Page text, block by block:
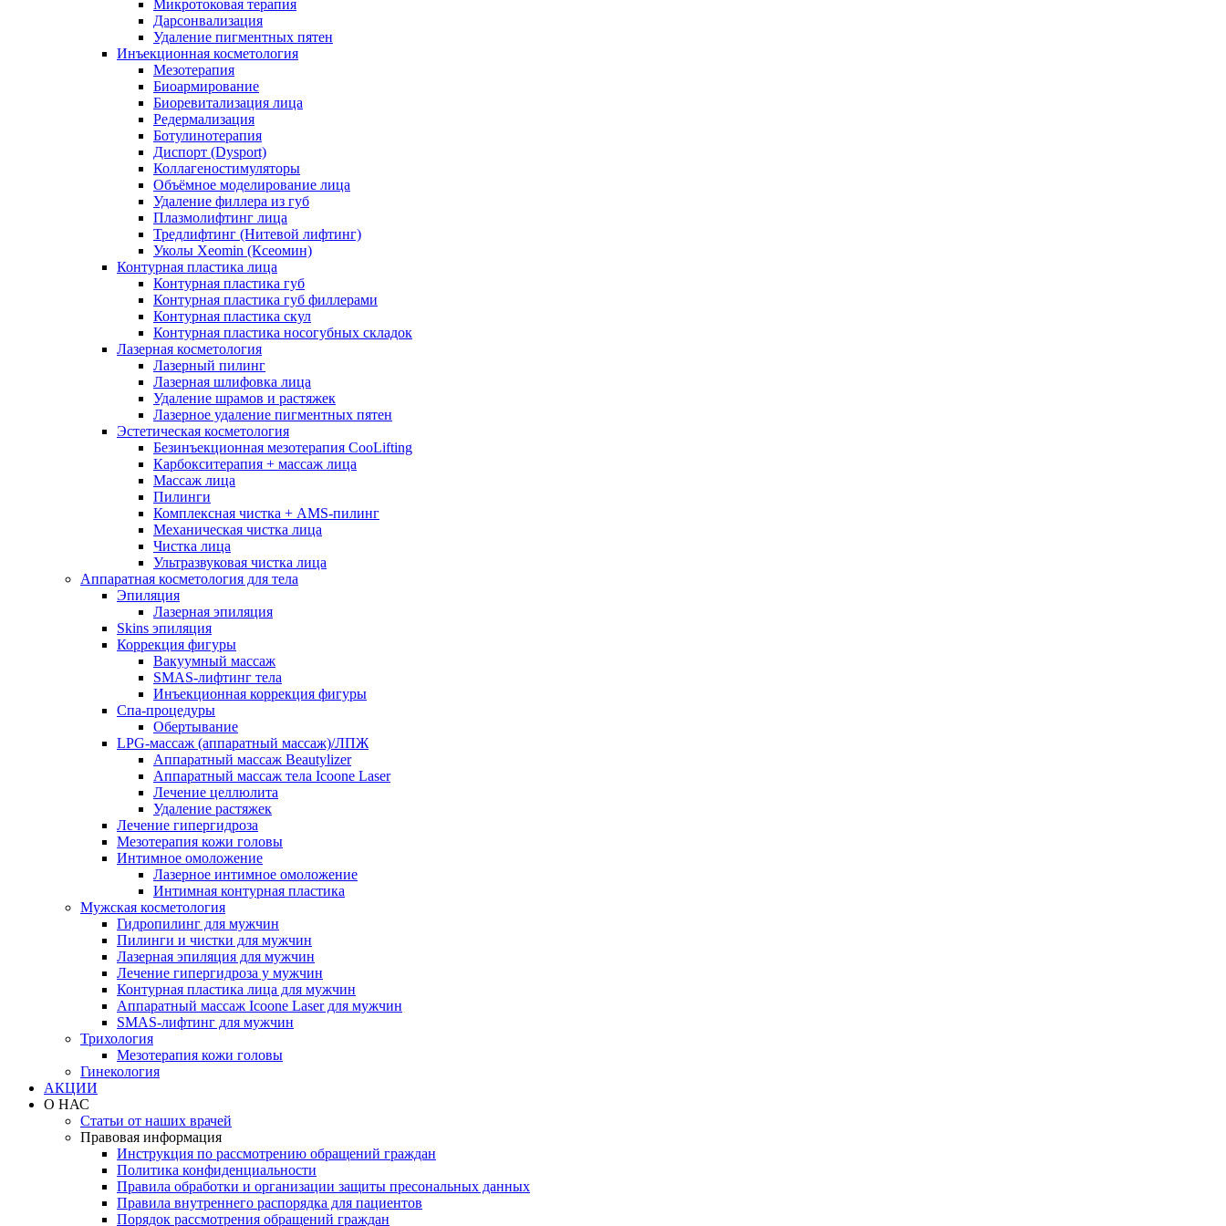
Микротоковая терапия
Дарсонвализация
Удаление пигментных пятен
Инъекционная косметология
Мезотерапия
Биоармирование
Биоревитализация лица
Редермализация
Ботулинотерапия
Диспорт (Dysport)
Коллагеностимуляторы
Объёмное моделирование лица
Удаление филлера из губ
Плазмолифтинг лица
Тредлифтинг (Нитевой лифтинг)
Уколы Xeomin (Ксеомин)
Контурная пластика лица
Контурная пластика губ
Контурная пластика губ филлерами
Контурная пластика скул
Контурная пластика носогубных складок
Лазерная косметология
Лазерный пилинг
Лазерная шлифовка лица
Удаление шрамов и растяжек
Лазерное удаление пигментных пятен
Эстетическая косметология
Безинъекционная мезотерапия CooLifting
Карбокситерапия + массаж лица
Массаж лица
Пилинги
Комплексная чистка + AMS-пилинг
Механическая чистка лица
Чистка лица
Ультразвуковая чистка лица
Аппаратная косметология для тела
Эпиляция
Лазерная эпиляция
Skins эпиляция
Коррекция фигуры
Вакуумный массаж
SMAS-лифтинг тела
Инъекционная коррекция фигуры
Спа-процедуры
Обертывание
LPG-массаж (аппаратный массаж)/ЛПЖ
Аппаратный массаж Beautylizer
Аппаратный массаж тела Icoone Laser
Лечение целлюлита
Удаление растяжек
Лечение гипергидроза
Мезотерапия кожи головы
Интимное омоложение
Лазерное интимное омоложение
Интимная контурная пластика
Мужская косметология
Гидропилинг для мужчин
Пилинги и чистки для мужчин
Лазерная эпиляция для мужчин
Лечение гипергидроза у мужчин
Контурная пластика лица для мужчин
Аппаратный массаж Icoone Laser для мужчин
SMAS-лифтинг для мужчин
Трихология
Мезотерапия кожи головы
Гинекология
АКЦИИ
О НАС
Статьи от наших врачей
Правовая информация
Инструкция по рассмотрению обращений граждан
Политика конфиденциальности
Правила обработки и организации защиты пресональных данных
Правила внутреннего распорядка для пациентов
Порядок рассмотрения обращений граждан